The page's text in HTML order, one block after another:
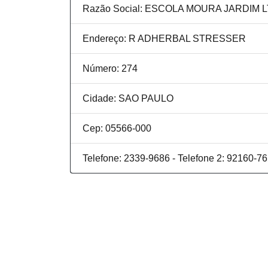
Razão Social: ESCOLA MOURA JARDIM
Endereço: R ADHERBAL STRESSER
Número: 274
Cidade: SAO PAULO
Cep: 05566-000
Telefone: 2339-9686 - Telefone 2: 92160-